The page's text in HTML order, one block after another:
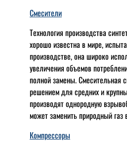
Смесители
Технология производства
хорошо известна в мире,
производстве, она широко
увеличения объемов
полной замены. Смесительная
решением для средних и
производят однородную
может заменить природный газ
Компрессоры